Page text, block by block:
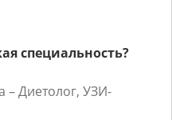
специальность?
– Диетолог, УЗИ-